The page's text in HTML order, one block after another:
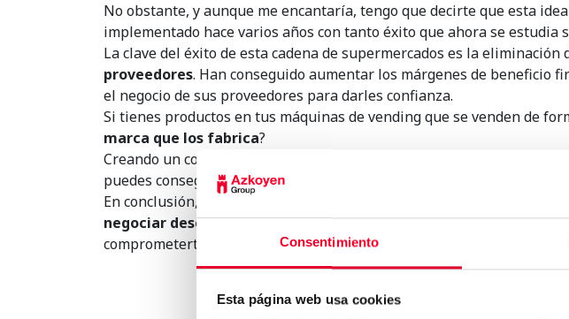
Consentimiento
Esta página web usa cookies
No obstante, y aunque me encantaría, tengo que decirte que esta
implementado hace varios años con tanto éxito que ahora se
La clave del éxito de esta cadena de supermercados es la
proveedores. Han conseguido aumentar los márgenes de beneficio
el negocio de sus proveedores para darles confianza.
Si tienes productos en tus máquinas de vending que se venden de
marca que los fabrica?
Creando un compromiso a largo plazo, innovando y desarrollando
puedes conseguir marcar la diferencia en un mercado donde la
En conclusión, nuestra recomendación de hoy es que intentes
negociar descuentos a cambio de usar publicidad en tus
comprometerte a mantener la relación a largo plazo. Seguro que con